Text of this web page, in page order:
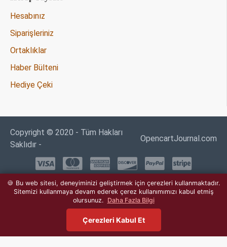
Hesabınız
Siparişleriniz
Ortaklıklar
Haber Bülteni
Hediye Çeki
Copyright © 2020 - Tüm Hakları
Saklıdır -
OpencartJournal.com
https://www.urazelektronik.com/ 4.7 ★★★★★ (3
değerlendirme)
A. Listesi Email
🍪 Bu web sitesi, deneyiminizi geliştirmek için çerezleri kullanmaktadır.
Sitemizi kullanmaya devam ederek çerez kullanımımızı kabul etmiş
olursunuz.
Daha Fazla Bilgi
Çerezleri Kabul Et